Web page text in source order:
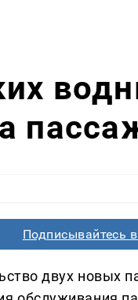
Подписывайтесь
двух новых